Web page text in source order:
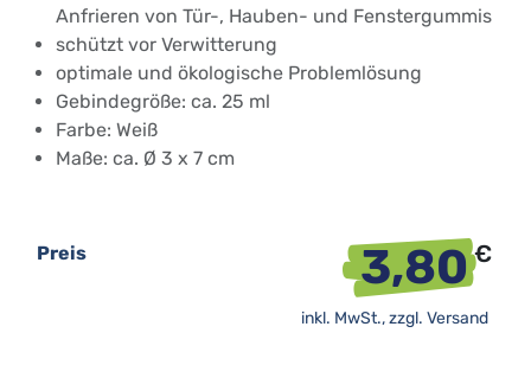
Anfrieren von Tür-, Hauben- und Fenstergummis
schützt vor Verwitterung
optimale und ökologische Problemlösung
Gebindegröße: ca. 25 ml
Farbe: Weiß
Maße: ca. Ø 3 x 7 cm
Preis 3,80€
inkl. MwSt., zzgl. Versand